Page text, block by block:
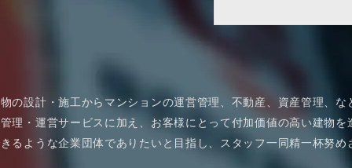
の設計・施工からマンションの運営管理、不動産、資産管理、
理・運営サービスに加え、お客様にとって付加価値の高い建物
るような企業団体でありたいと目指し、スタッフ一同精一杯努め